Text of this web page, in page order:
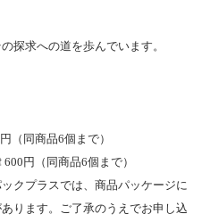
探求への道を歩んでいます。
（同商品6個まで）
円（同商品6個まで）
クプラスでは、商品パッケージに
ります。ご了承のうえでお申し込